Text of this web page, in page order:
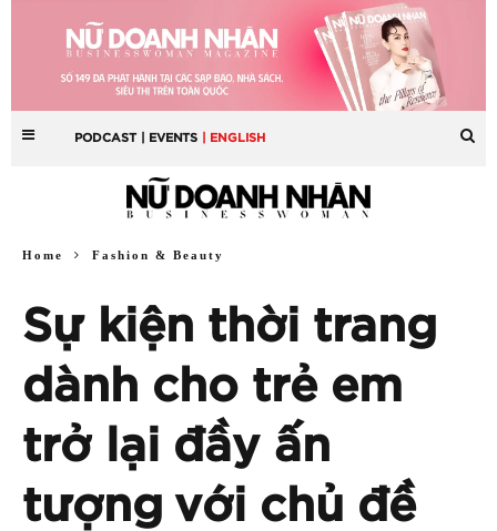
PODCAST | EVENTS | ENGLISH
Home Fashion & Beauty
Sự kiện thời trang
dành cho trẻ em
trở lại đầy ấn
tượng với chủ đề